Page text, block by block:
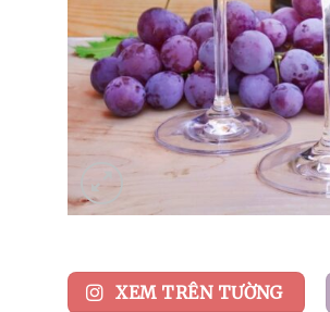
XEM TRÊN TƯỜNG